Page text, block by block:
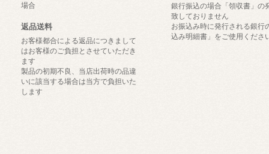
場合
返品送料
お客様都合による返品につきまして
はお客様のご負担とさせていただき
ます
製品の初期不良、当店出荷時の品違
いに該当する場合は当方で負担いた
します
銀行振込の場合「領収書」の
致しておりません
お振込み時に発行される銀行
込み明細書」をご使用くださ